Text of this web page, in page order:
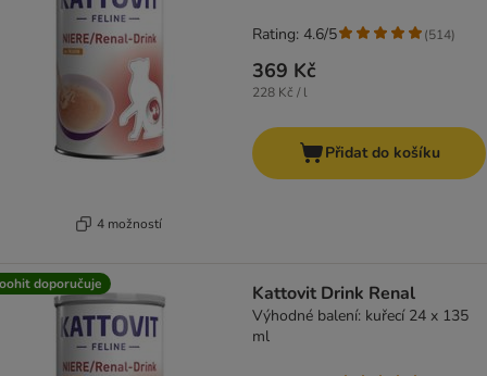
4 možností
369 Kč
228 Kč / l
Rating: 4.6/5 (514)
Přidat do košíku
doporučuje Kattovit Drink Renal
Výhodné balení: kuřecí 24 x 135
ml